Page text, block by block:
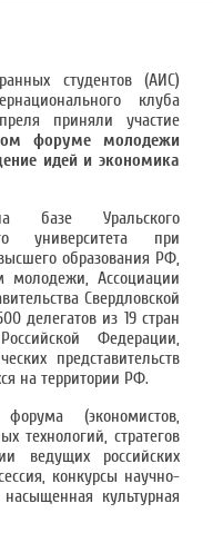
студентов (АИС)
клуба
приняли участие
форуме молодежи
идей и экономика
базе Уральского
университета при
образования РФ,
молодежи, Ассоциации
Свердловской
делегатов из 19 стран
Федерации,
представительств
на территории РФ.
(экономистов,
технологий, стратегов
ведущих российских
конкурсы научно-
культурная